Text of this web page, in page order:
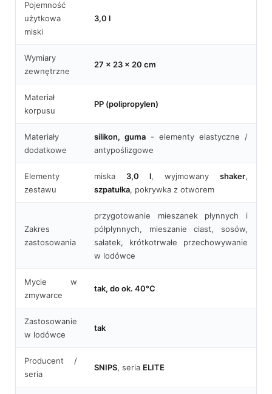
Pojemność
użytkowa
miski
3,0 l
Wymiary
zewnętrzne
27 × 23 × 20 cm
Materiał
korpusu
PP (polipropylen)
Materiały
dodatkowe
silikon, guma - elementy elastyczne /
antypoślizgowe
Elementy
zestawu
miska 3,0 l, wyjmowany shaker,
szpatułka, pokrywka z otworem
Zakres
zastosowania
przygotowanie mieszanek płynnych i
półpłynnych, mieszanie ciast, sosów,
sałatek, krótkotrwałe przechowywanie
w lodówce
Mycie w
zmywarce
tak, do ok. 40°C
Zastosowanie
w lodówce
tak
Producent /
seria
SNIPS, seria ELITE